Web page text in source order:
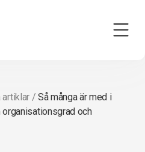
artiklar/ Så många är med i
och